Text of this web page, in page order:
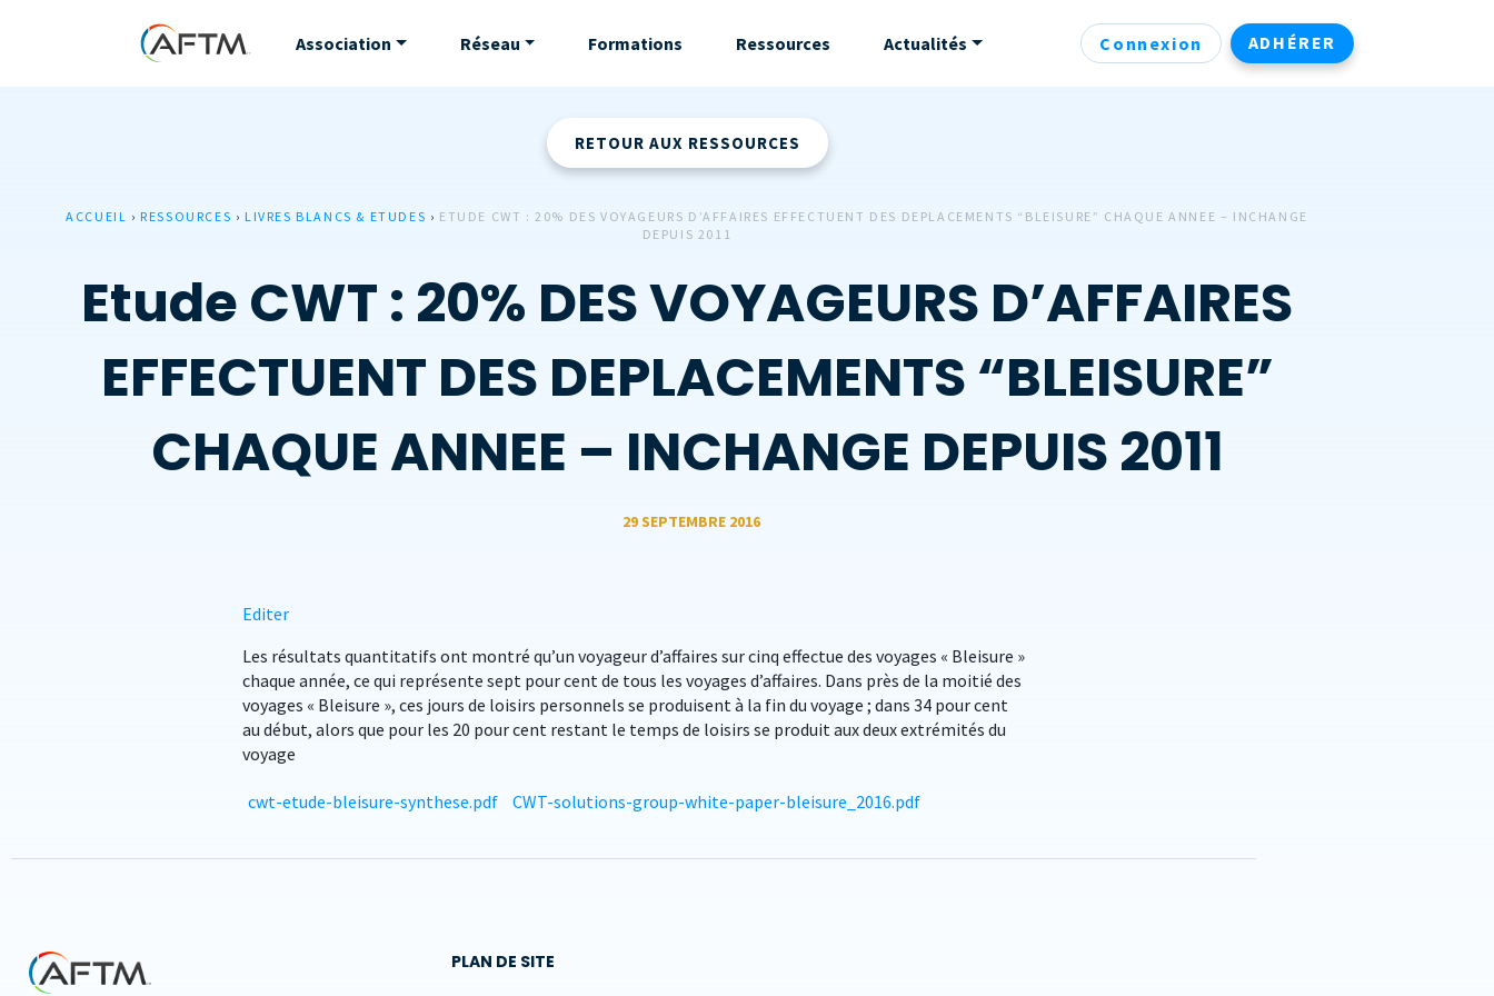
Association Réseau Formations Ressources Actualités Connexion ADHÉRER
RETOUR AUX RESSOURCES
ACCUEIL ›RESSOURCES › LIVRES BLANCS & ETUDES › ETUDE CWT : 20% DES VOYAGEURS D’AFFAIRES EFFECTUENT DES DEPLACEMENTS “BLEISURE” CHAQUE ANNEE – INCHANGE
DEPUIS 2011
Etude CWT : 20% DES VOYAGEURS D’AFFAIRES
EFFECTUENT DES DEPLACEMENTS “BLEISURE”
CHAQUE ANNEE – INCHANGE DEPUIS 2011
29 SEPTEMBRE 2016
Editer
Les résultats quantitatifs ont montré qu’un voyageur d’affaires sur cinq effectue des voyages « Bleisure »
chaque année, ce qui représente sept pour cent de tous les voyages d’affaires. Dans près de la moitié des
voyages « Bleisure », ces jours de loisirs personnels se produisent à la fin du voyage ; dans 34 pour cent
au début, alors que pour les 20 pour cent restant le temps de loisirs se produit aux deux extrémités du
voyage
cwt-etude-bleisure-synthese.pdf CWT-solutions-group-white-paper-bleisure_2016.pdf
PLAN DE SITE